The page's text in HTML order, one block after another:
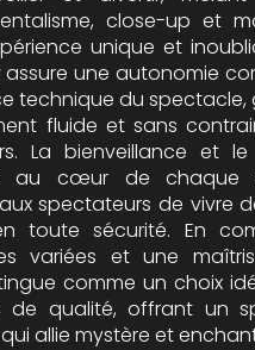
close-up et
unique et
assure une autonomie
technique du
fluide et sans
La bienveillance et
au cœur de chaque
spectateurs de vivre
toute sécurité. En
variées et une
comme un choix
de qualité, offrant un
allie mystère et